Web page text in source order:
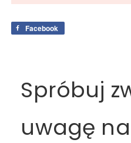
Facebook
Spróbuj
uwagę